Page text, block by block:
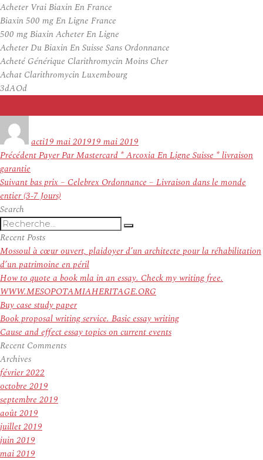
Acheter Vrai Biaxin En France
Biaxin 500 mg En Ligne France
500 mg Biaxin Acheter En Ligne
Acheter Du Biaxin En Suisse Sans Ordonnance
Acheté Générique Clarithromycin Moins Cher
Achat Clarithromycin Luxembourg
3dAOd
actile
19 mai 201919 mai 2019
Navigation
de
l’article
PrécédentArticle
Payer Par Mastercard * Arcoxia En Ligne Suisse * livraison
garantie
SuivantArticle
suivant :
bas prix – Celebrex Ordonnance – Livraison dans le monde
entier (3-7 Jours)
Search
Recherche
pour
:
Recherche
Recent Posts
Mossoul à cœur ouvert, plaidoyer d’un architecte pour la réhabilitation
d’un patrimoine en péril
How to quote a book mla in an essay. Check my writing free.
WWW.MESOPOTAMIAHERITAGE.ORG
Buy case study paper
Book proposal writing service. Basic essay writing
Cause and effect essay topics on current events
Recent Comments
Archives
février 2022
octobre 2019
septembre 2019
août 2019
juillet 2019
juin 2019
mai 2019